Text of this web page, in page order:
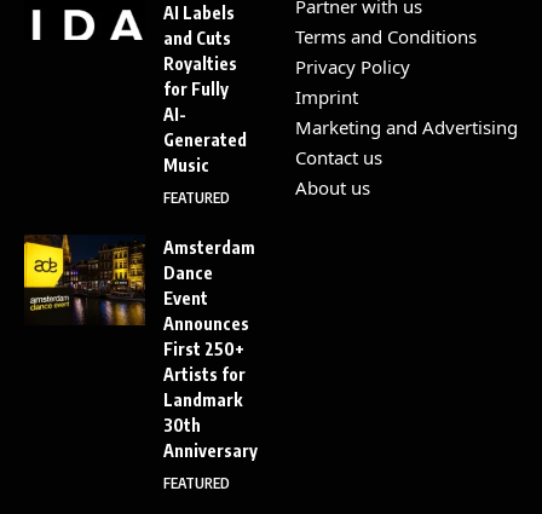
AI Labels
and Cuts
Royalties
for Fully
AI-
Generated
Music
FEATURED
Amsterdam
Dance
Event
Announces
First 250+
Artists for
Landmark
30th
Anniversary
FEATURED
Partner with us
Terms and Conditions
Privacy Policy
Imprint
Marketing and Advertising
Contact us
About us